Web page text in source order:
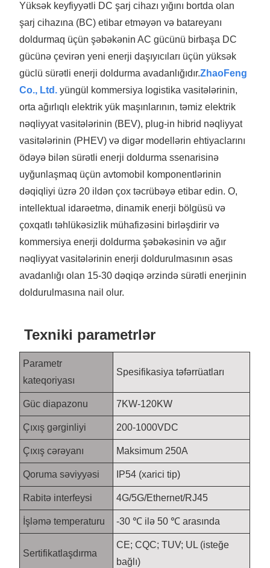
Yüksək keyfiyyətli DC şarj cihazı yığını bortda olan
şarj cihazına (BC) etibar etməyən və batareyanı
doldurmaq üçün şəbəkənin AC gücünü birbaşa DC
gücünə çevirən yeni enerji daşıyıcıları üçün yüksək
güclü sürətli enerji doldurma avadanlığıdır.ZhaoFeng
Co., Ltd. yüngül kommersiya logistika vasitələrinin,
orta ağırlıqlı elektrik yük maşınlarının, təmiz elektrik
nəqliyyat vasitələrinin (BEV), plug-in hibrid nəqliyyat
vasitələrinin (PHEV) və digər modellərin ehtiyaclarını
ödəyə bilən sürətli enerji doldurma ssenarisinə
uyğunlaşmaq üçün avtomobil komponentlərinin
dəqiqliyi üzrə 20 ildən çox təcrübəyə etibar edin. O,
intellektual idarəetmə, dinamik enerji bölgüsü və
çoxqatlı təhlükəsizlik mühafizəsini birləşdirir və
kommersiya enerji doldurma şəbəkəsinin və ağır
nəqliyyat vasitələrinin enerji doldurulmasının əsas
avadanlığı olan 15-30 dəqiqə ərzində sürətli enerjinin
doldurulmasına nail olur.
Texniki parametrlər
Parametr
kateqoriyası
Spesifikasiya təfərrüatları
Güc diapazonu 7KW-120KW
Çıxış gərginliyi 200-1000VDC
Çıxış cərəyanı Maksimum 250A
Qoruma səviyyəsi IP54 (xarici tip)
Rabitə interfeysi 4G/5G/Ethernet/RJ45
İşləmə temperaturu -30 ℃ ilə 50 ℃ arasında
Sertifikatlaşdırma
CE; CQC; TUV; UL (isteğe
bağlı)